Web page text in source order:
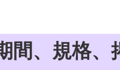
間、規格、